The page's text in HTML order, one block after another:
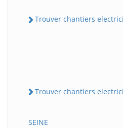
Trouver chantiers
Trouver chantiers
SEINE